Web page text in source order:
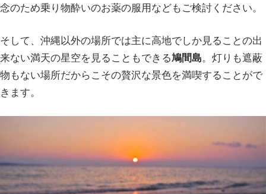
念のため乗り物酔いのお薬の服用などもご検討ください。
そして、沖縄以外の場所では主に高地でしか見ることの出
来ない満天の星空を見ることもできる鳩間島。灯りも遮蔽
物もない場所だからこその贅沢な景色を満喫することがで
きます。